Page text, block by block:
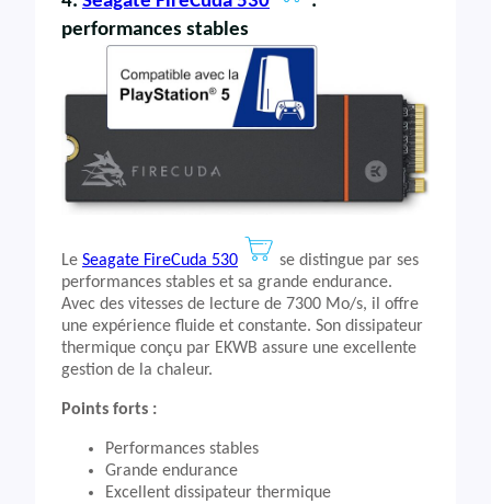
performances stables
Le Seagate FireCuda 530
se distingue par ses
performances stables et sa grande endurance.
Avec des vitesses de lecture de 7300 Mo/s, il offre
une expérience fluide et constante. Son dissipateur
thermique conçu par EKWB assure une excellente
gestion de la chaleur.
Points forts :
Performances stables
Grande endurance
Excellent dissipateur thermique